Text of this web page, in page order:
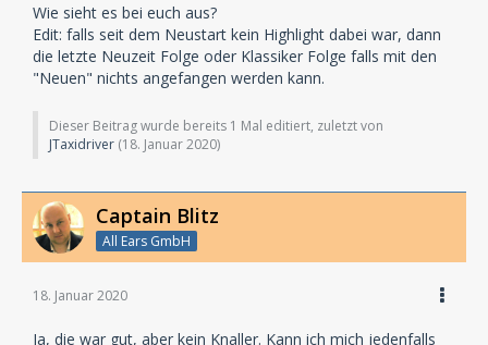
Wie sieht es bei euch aus?
Edit: falls seit dem Neustart kein Highlight dabei war, dann
die letzte Neuzeit Folge oder Klassiker Folge falls mit den
"Neuen" nichts angefangen werden kann.
Dieser Beitrag wurde bereits 1 Mal editiert, zuletzt von
JTaxidriver (18. Januar 2020)
Captain Blitz
All Ears GmbH
18. Januar 2020
Ja, die war gut, aber kein Knaller. Kann ich mich jedenfalls